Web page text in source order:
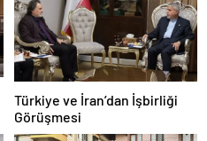
Türkiye ve İran’dan İşbirliği
Görüşmesi